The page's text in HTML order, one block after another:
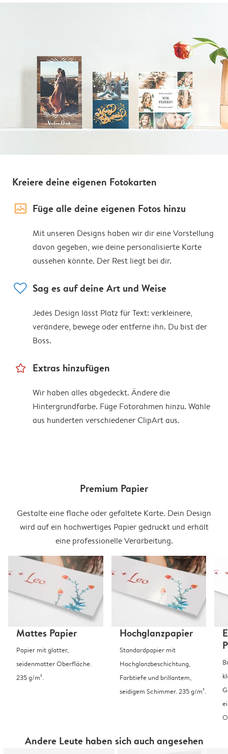
Kreiere deine eigenen Fotokarten
image_placeholder Füge alle deine eigenen Fotos hinzu
Mit unseren Designs haben wir dir eine Vorstellung
davon gegeben, wie deine personalisierte Karte
aussehen könnte. Der Rest liegt bei dir.
heart Sag es auf deine Art und Weise
Jedes Design lässt Platz für Text: verkleinere,
verändere, bewege oder entferne ihn. Du bist der
Boss.
star_outline Extras hinzufügen
Wir haben alles abgedeckt. Ändere die
Hintergrundfarbe. Füge Fotorahmen hinzu. Wähle
aus hunderten verschiedener ClipArt aus.
Premium Papier
Gestalte eine flache oder gefaltete Karte. Dein Design
wird auf ein hochwertiges Papier gedruckt und erhält
eine professionelle Verarbeitung.
Mattes Papier
Papier mit glatter,
seidenmatter Oberfläche.
235 g/m².
Hochglanzpapier
Standardpapier mit
Hochglanzbeschichtung,
Farbtiefe und brillantem,
seidigem Schimmer. 235 g/m².
Andere Leute haben sich auch angesehen